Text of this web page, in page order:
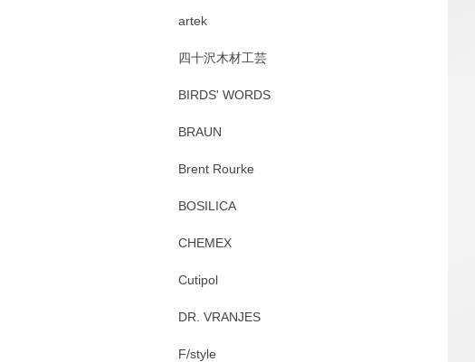
artek
四十沢木材工芸
BIRDS' WORDS
BRAUN
Brent Rourke
BOSILICA
CHEMEX
Cutipol
DR. VRANJES
F/style